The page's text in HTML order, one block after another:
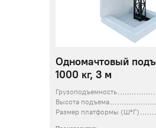
Одномачтовый
1000 кг, 3 м
Грузоподъемность
Высота подъема
Размер платформы (Ш*Г)